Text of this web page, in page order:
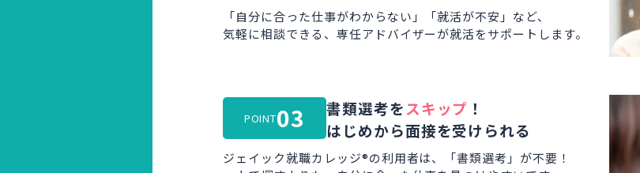
「自分に合った仕事がわからない」「就活が不安」など、
気軽に相談できる、専任アドバイザーが就活をサポートします。
POINT03 書類選考をスキップ ！
はじめから面接を受けられる
ジェイック就職カレッジ®の利用者は、「書類選考」が不要！